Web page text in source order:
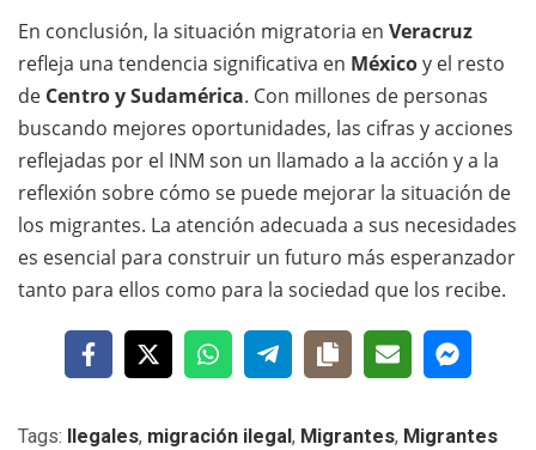
En conclusión, la situación migratoria en Veracruz
refleja una tendencia significativa en Méxicoy el resto
de Centro y Sudamérica. Con millones de personas
buscando mejores oportunidades, las cifras y acciones
reflejadas por el INM son un llamado a la acción y a la
reflexión sobre cómo se puede mejorar la situación de
los migrantes. La atención adecuada a sus necesidades
es esencial para construir un futuro más esperanzador
tanto para ellos como para la sociedad que los recibe.
Tags: Ilegales, migración ilegal , Migrantes, Migrantes